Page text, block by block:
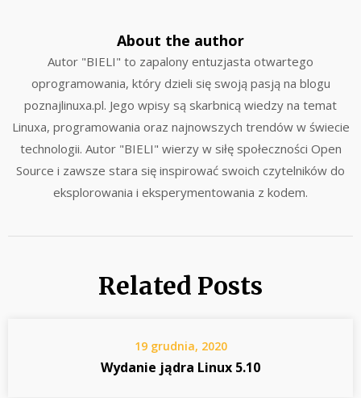
About the author
Autor "BIELI" to zapalony entuzjasta otwartego
oprogramowania, który dzieli się swoją pasją na blogu
poznajlinuxa.pl. Jego wpisy są skarbnicą wiedzy na temat
Linuxa, programowania oraz najnowszych trendów w świecie
technologii. Autor "BIELI" wierzy w siłę społeczności Open
Source i zawsze stara się inspirować swoich czytelników do
eksplorowania i eksperymentowania z kodem.
Related Posts
19 grudnia, 2020
Wydanie jądra Linux 5.10